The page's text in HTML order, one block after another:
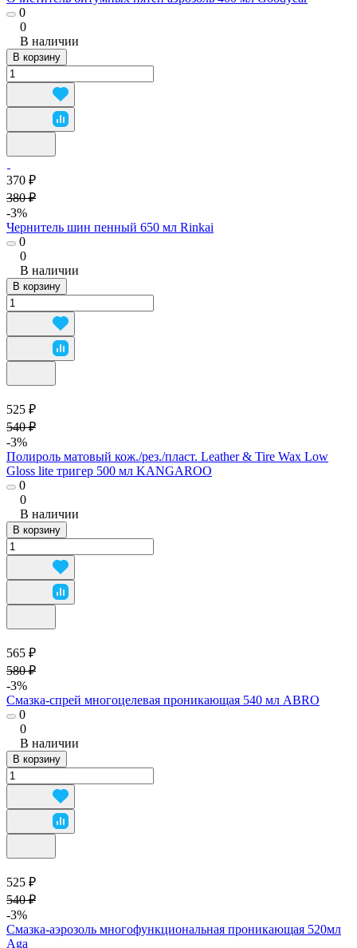
0
0
В наличии
В корзину
370 ₽
380 ₽
-3%
Чернитель шин пенный 650 мл Rinkai
0
0
В наличии
В корзину
525 ₽
540 ₽
-3%
Полироль матовый кож./рез./пласт. Leather & Tire Wax Low
Gloss lite тригер 500 мл KANGAROO
0
0
В наличии
В корзину
565 ₽
580 ₽
-3%
Смазка-спрей многоцелевая проникающая 540 мл ABRO
0
0
В наличии
В корзину
525 ₽
540 ₽
-3%
Смазка-аэрозоль многофункциональная проникающая 520мл
Aga